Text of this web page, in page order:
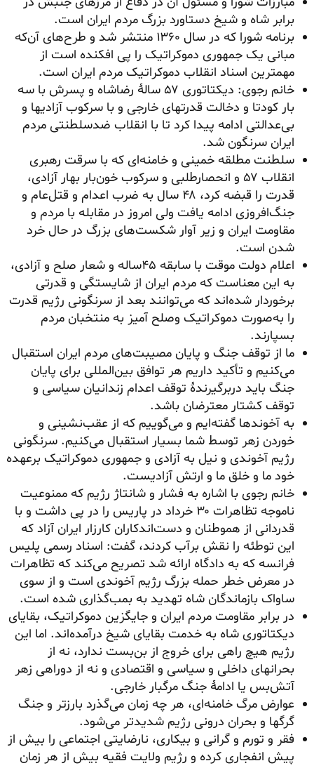
برابر شاه و شیخ دستاورد بزرگ مردم ایران است.
برنامه شورا که در سال ۱۳۶۰ منتشر شد و طرح‌های آن‌که
مبانی یک جمهوری دموکراتیک را پی افکنده است از
مهمترین اسناد انقلاب دموکراتیک مردم ایران است.
خانم رجوی: دیکتاتوری ۵۷ سالهٔ رضاشاه و پسرش با سه
بار کودتا و دخالت قدرتهای خارجی و با سرکوب آزادیها و
بی‌عدالتی ادامه پیدا کرد تا با انقلاب ضدسلطنتی مردم
ایران سرنگون شد.
سلطنت مطلقه خمینی و خامنه‌ای که با سرقت رهبری
انقلاب ۵۷ و انحصارطلبی و سرکوب خون‌بار بهار آزادی،
قدرت را قبضه کرد، ۴۸ سال به ضرب اعدام و قتل‌عام و
جنگ‌افروزی ادامه یافت ولی امروز در مقابله با مردم و
مقاومت ایران و زیر آوار شکست‌های بزرگ در حال خرد
شدن است.
اعلام دولت موقت با سابقه ۴۵ساله و شعار صلح و آزادی،
به این معناست که مردم ایران از شایستگی و قدرتی
برخوردار شده‌اند که می‌توانند بعد از سرنگونی رژیم قدرت
را به‌صورت دموکراتیک وصلح آمیز به منتخبان مردم
بسپارند.
ما از توقف جنگ و پایان مصیبت‌های مردم ایران استقبال
می‌کنیم و تأکید داریم هر توافق بین‌المللی برای پایان
جنگ باید دربرگیرندهٔ توقف اعدام زندانیان سیاسی و
توقف کشتار معترضان باشد.
به آخوندها گفته‌ایم و می‌گوییم که از عقب‌نشینی و
خوردن زهر توسط شما بسیار استقبال می‌کنیم. سرنگونی
رژیم آخوندی و نیل به آزادی و جمهوری دموکراتیک برعهده
خود ما و خلق ما و ارتش آزادیست.
خانم رجوی با اشاره به فشار و شانتاژ رژیم که ممنوعیت
ناموجه تظاهرات ۳۰ خرداد در پاریس را در پی داشت و با
قدردانی از هموطنان و دست‌اندکاران کارزار ایران آزاد که
این توطئه را نقش برآب کردند، گفت: اسناد رسمی پلیس
فرانسه که به دادگاه ارائه شد تصریح می‌کند که تظاهرات
در معرض خطر حمله بزرگ رژیم آخوندی است و از سوی
ساواک بازماندگان شاه تهدید به بمب‌گذاری شده است.
در برابر مقاومت مردم ایران و جایگزین دموکراتیک، بقایای
دیکتاتوری شاه به خدمت بقایای شیخ درآمده‌اند. اما این
رژیم هیچ راهی برای خروج از بن‌بست ندارد، نه از
بحرانهای داخلی و سیاسی و اقتصادی و نه از دوراهی زهر
آتش‌بس یا ادامهٔ جنگ مرگبار خارجی.
عوارض مرگ خامنه‌ای، هر چه زمان می‌گذرد بارزتر و جنگ
گرگها و بحران درونی رژیم شدیدتر می‌شود.
فقر و تورم و گرانی و بیکاری، نارضایتی اجتماعی را بیش از
پیش انفجاری کرده و رژیم ولایت فقیه بیش از هر زمان